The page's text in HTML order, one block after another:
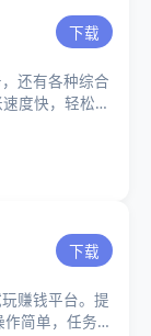
下载
还有各种综合
度快，轻松完
下载
赚钱平台。提
简单，任务完